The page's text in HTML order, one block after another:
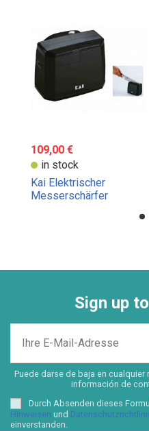
109,00 €
in stock
Kai Elektrischer
Messerschärfer
Sign up
Puede darse de baja en
información de
Durch Absenden dieses
Hinweisen und
einverstanden.